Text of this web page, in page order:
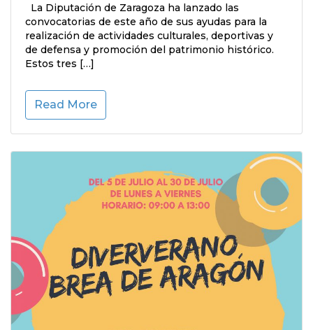
La Diputación de Zaragoza ha lanzado las
convocatorias de este año de sus ayudas para la
realización de actividades culturales, deportivas y
de defensa y promoción del patrimonio histórico.
Estos tres […]
Read More